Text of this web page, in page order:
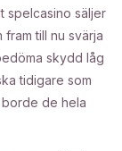
spelcasino säljer
till nu svärja
skydd låg
tidigare som
de hela